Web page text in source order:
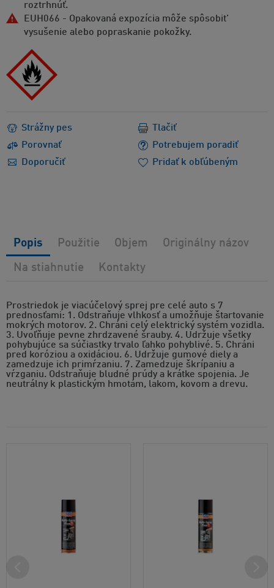
roztrhnúť.
EUH066 - Opakovaná expozícia môže spôsobit’
vysušenie alebo popraskanie pokožky.
Strážny pes
Porovnať
Potrebujem poradiť
Doporučiť
Tlačiť
Pridať k obľúbeným
Prostriedok je viacúčelový sprej pre celé auto s 7
prednosťami: 1. Odstraňuje vlhkosť a umožňuje štartovanie
mokrých motorov. 2. Chráni celý elektrický systém vozidla.
3. Uvoľňuje pevne zhrdzavené šrauby. 4. Udržuje všetky
pohybujúce sa súčiastky trvalo ľahko pohyblivé. 5. Chráni
pred koróziou a oxidáciou. 6. Udržuje gumové diely a
zamedzuje ich primŕzaniu. 7. Zamedzuje škrípaniu a
vŕzganiu. Odstraňuje bludné prúdy a krátke spojenia. Je
neutrálny k plastickým hmotám, lakom, kovom a drevu.
Popis Použitie Objem Originálny názov
Na stiahnutie Kontakty